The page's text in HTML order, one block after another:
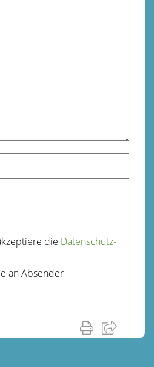
die Datenschutz­
an Absender